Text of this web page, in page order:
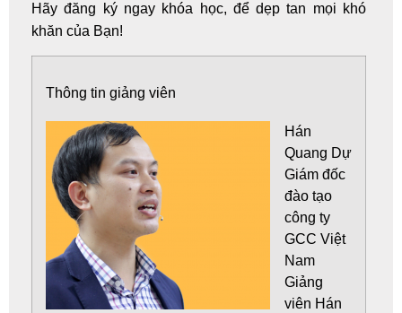
Hãy đăng ký ngay khóa học, để dẹp tan mọi khó
khăn của Bạn!
Thông tin giảng viên
Hán
Quang Dự
Giám đốc
đào tạo
công ty
GCC Việt
Nam
Giảng
viên Hán